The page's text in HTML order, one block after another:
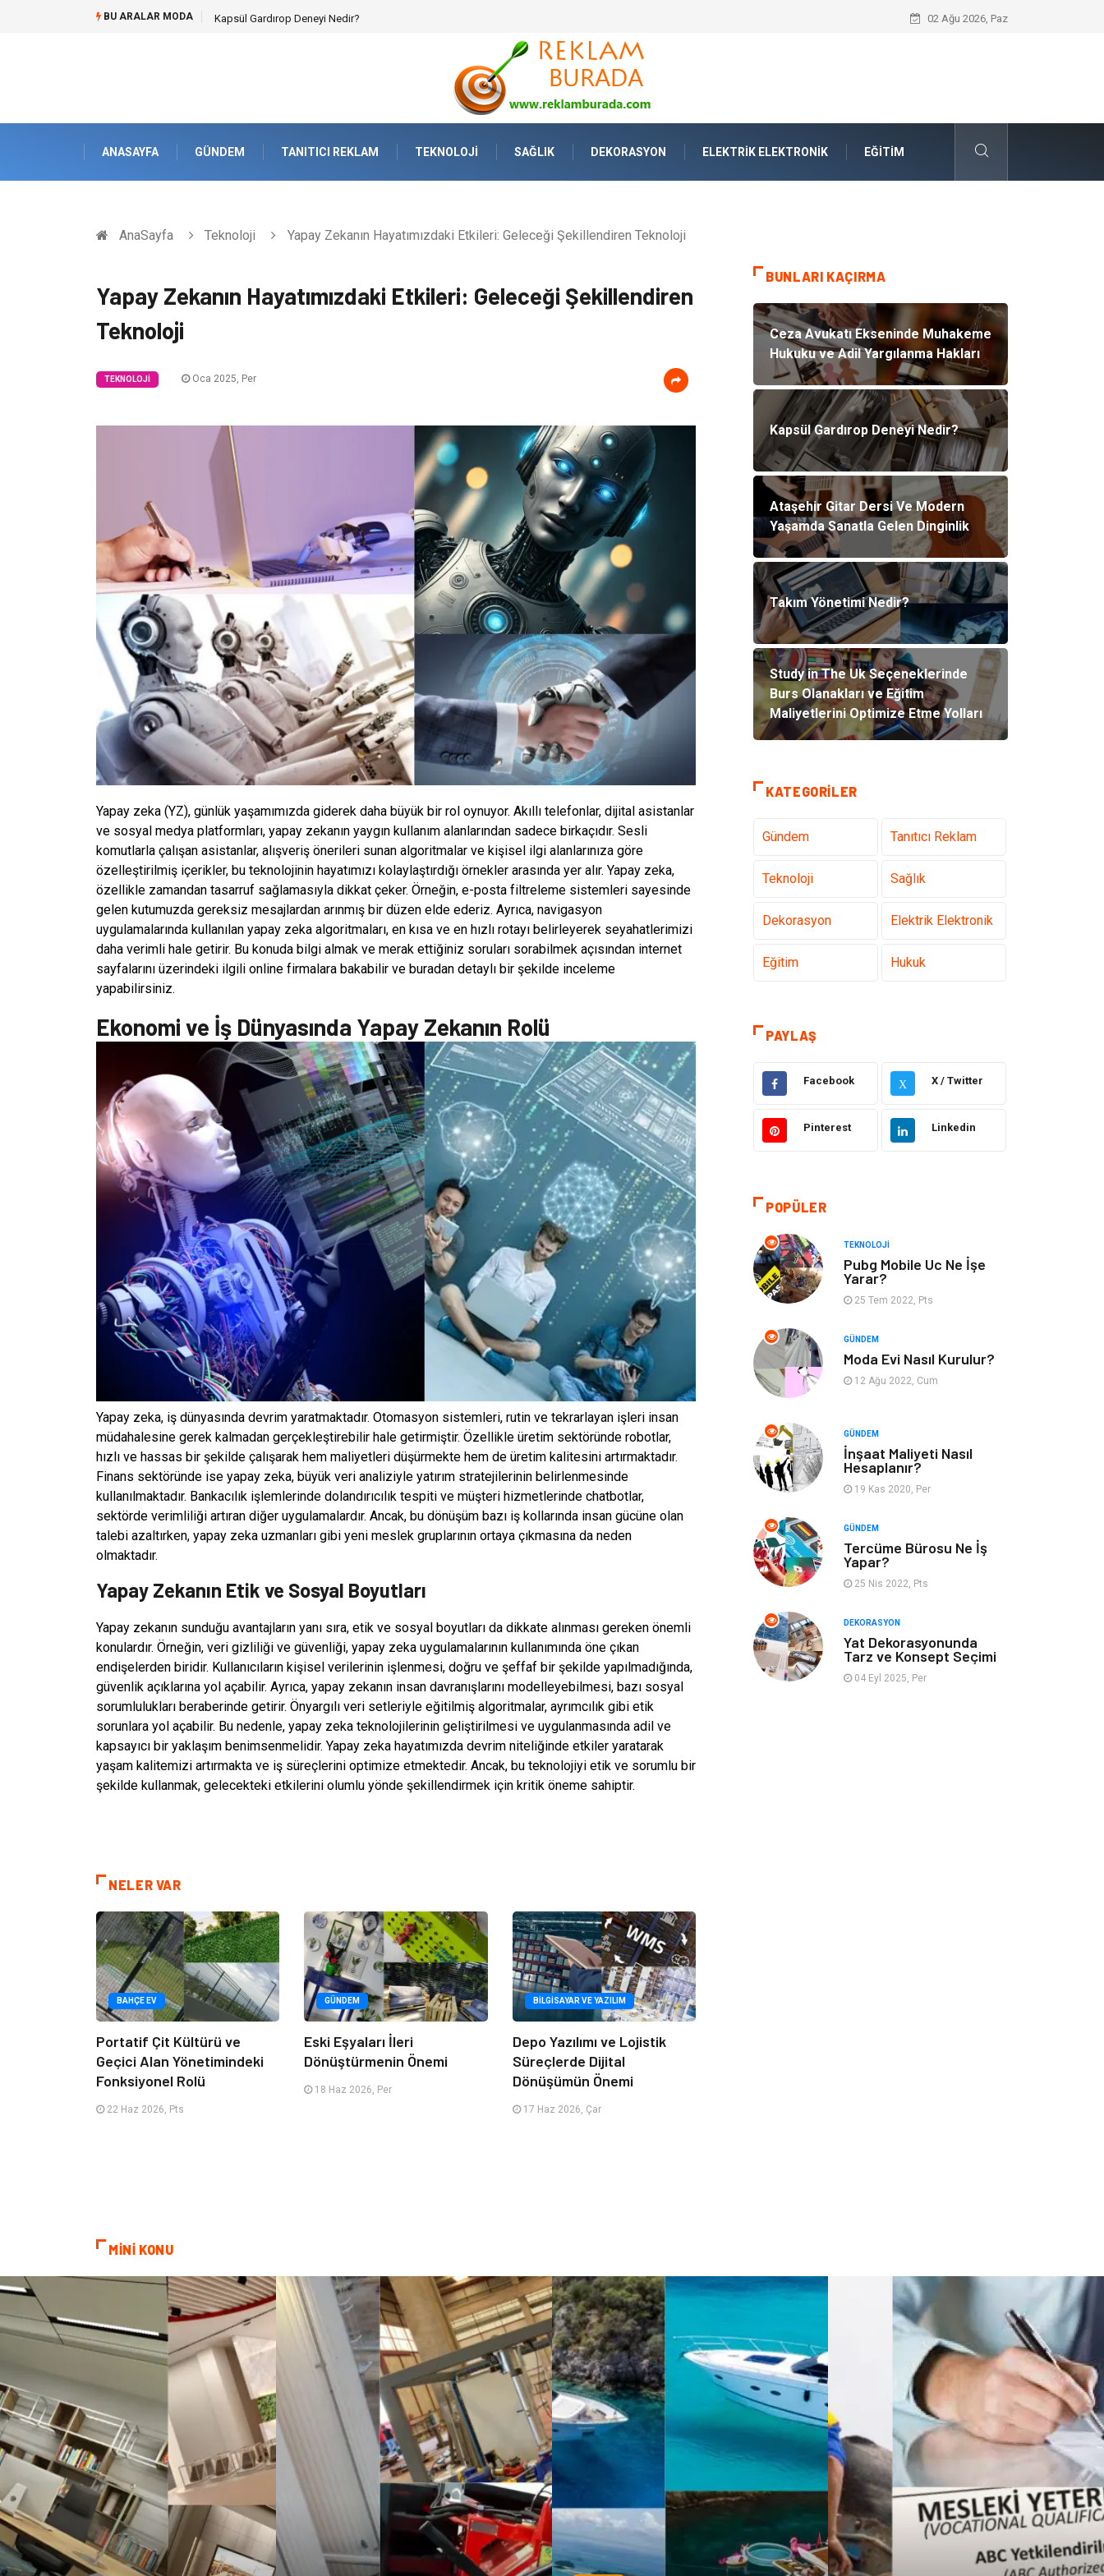
BU ARALAR MODA Ataşehir Gitar Dersi Ve Modern Yaşamda Sanatla Gelen Dinginlik Takım Yönetimi Nedir?
02 Ağu 2026, Paz
ANASAYFA GÜNDEM TANITICI REKLAM TEKNOLOJI SAĞLIK DEKORASYON ELEKTRIK ELEKTRONIK EĞITIM
AnaSayfa Teknoloji Yapay Zekanın Hayatımızdaki Etkileri: Geleceği Şekillendiren Teknoloji
Yapay Zekanın Hayatımızdaki Etkileri: Geleceği Şekillendiren
Teknoloji
TEKNOLOJI Oca 2025, Per
Yapay zeka (YZ), günlük yaşamımızda giderek daha büyük bir rol oynuyor. Akıllı telefonlar, dijital asistanlar
ve sosyal medya platformları, yapay zekanın yaygın kullanım alanlarından sadece birkaçıdır. Sesli
komutlarla çalışan asistanlar, alışveriş önerileri sunan algoritmalar ve kişisel ilgi alanlarınıza göre
özelleştirilmiş içerikler, bu teknolojinin hayatımızı kolaylaştırdığı örnekler arasında yer alır. Yapay zeka,
özellikle zamandan tasarruf sağlamasıyla dikkat çeker. Örneğin, e-posta filtreleme sistemleri sayesinde
gelen kutumuzda gereksiz mesajlardan arınmış bir düzen elde ederiz. Ayrıca, navigasyon
uygulamalarında kullanılan yapay zeka algoritmaları, en kısa ve en hızlı rotayı belirleyerek seyahatlerimizi
daha verimli hale getirir. Bu konuda bilgi almak ve merak ettiğiniz soruları sorabilmek açısından internet
sayfalarını üzerindeki ilgili online firmalara bakabilir ve buradan detaylı bir şekilde inceleme
yapabilirsiniz.
Ekonomi ve İş Dünyasında Yapay Zekanın Rolü
Yapay zeka, iş dünyasında devrim yaratmaktadır. Otomasyon sistemleri, rutin ve tekrarlayan işleri insan
müdahalesine gerek kalmadan gerçekleştirebilir hale getirmiştir. Özellikle üretim sektöründe robotlar,
hızlı ve hassas bir şekilde çalışarak hem maliyetleri düşürmekte hem de üretim kalitesini artırmaktadır.
Finans sektöründe ise yapay zeka, büyük veri analiziyle yatırım stratejilerinin belirlenmesinde
kullanılmaktadır. Bankacılık işlemlerinde dolandırıcılık tespiti ve müşteri hizmetlerinde chatbotlar,
sektörde verimliliği artıran diğer uygulamalardır. Ancak, bu dönüşüm bazı iş kollarında insan gücüne olan
talebi azaltırken, yapay zeka uzmanları gibi yeni meslek gruplarının ortaya çıkmasına da neden
olmaktadır.
Yapay Zekanın Etik ve Sosyal Boyutları
Yapay zekanın sunduğu avantajların yanı sıra, etik ve sosyal boyutları da dikkate alınması gereken önemli
konulardır. Örneğin, veri gizliliği ve güvenliği, yapay zeka uygulamalarının kullanımında öne çıkan
endişelerden biridir. Kullanıcıların kişisel verilerinin işlenmesi, doğru ve şeffaf bir şekilde yapılmadığında,
güvenlik açıklarına yol açabilir. Ayrıca, yapay zekanın insan davranışlarını modelleyebilmesi, bazı sosyal
sorumlulukları beraberinde getirir. Önyargılı veri setleriyle eğitilmiş algoritmalar, ayrımcılık gibi etik
sorunlara yol açabilir. Bu nedenle, yapay zeka teknolojilerinin geliştirilmesi ve uygulanmasında adil ve
kapsayıcı bir yaklaşım benimsenmelidir. Yapay zeka hayatımızda devrim niteliğinde etkiler yaratarak
yaşam kalitemizi artırmakta ve iş süreçlerini optimize etmektedir. Ancak, bu teknolojiyi etik ve sorumlu bir
şekilde kullanmak, gelecekteki etkilerini olumlu yönde şekillendirmek için kritik öneme sahiptir.
NELER VAR
BAHÇE EV
Portatif Çit Kültürü ve
Geçici Alan Yönetimindeki
Fonksiyonel Rolü
22 Haz 2026, Pts
GÜNDEM
Eski Eşyaları İleri
Dönüştürmenin Önemi
18 Haz 2026, Per
BILGISAYAR VE YAZILIM
Depo Yazılımı ve Lojistik
Süreçlerde Dijital
Dönüşümün Önemi
17 Haz 2026, Çar
BUNLARI KAÇIRMA
Ceza Avukatı Ekseninde Muhakeme
Hukuku ve Adil Yargılanma Hakları
Kapsül Gardırop Deneyi Nedir?
Ataşehir Gitar Dersi Ve Modern
Yaşamda Sanatla Gelen Dinginlik
Takım Yönetimi Nedir?
Study in The Uk Seçeneklerinde
Burs Olanakları ve Eğitim
Maliyetlerini Optimize Etme Yolları
KATEGORILER
Gündem Tanıtıcı Reklam
Teknoloji Sağlık
Dekorasyon Elektrik Elektronik
Eğitim Hukuk
Taşımacılık
Alışveriş
Maden ve Metal
Güzellik & Bakım Tatil
Otomotiv
Aksesuar Eğitim Kurumları
Hizmet
Mobilya Pazarlama
Nakliyat Plastik
Hediyelik Eşya Eğlence
Alüminyum Bilişim
Kültür Sanat
Endüstriyel
PAYLAŞ
Facebook X X / Twitter
Pinterest Linkedin
POPÜLER
TEKNOLOJI
Pubg Mobile Uc Ne İşe
Yarar?
25 Tem 2022, Pts
GÜNDEM
Moda Evi Nasıl Kurulur?
12 Ağu 2022, Cum
GÜNDEM
İnşaat Maliyeti Nasıl
Hesaplanır?
19 Kas 2020, Per
GÜNDEM
Tercüme Bürosu Ne İş
Yapar?
25 Nis 2022, Pts
DEKORASYON
Yat Dekorasyonunda
Tarz ve Konsept Seçimi
04 Eyl 2025, Per
MİNİ KONU